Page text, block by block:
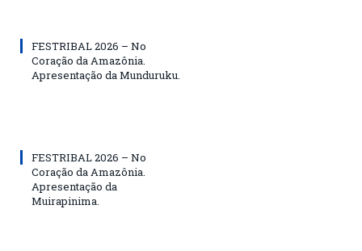
FESTRIBAL 2026 – No
Coração da Amazônia.
Apresentação da Munduruku.
FESTRIBAL 2026 – No
Coração da Amazônia.
Apresentação da
Muirapinima.